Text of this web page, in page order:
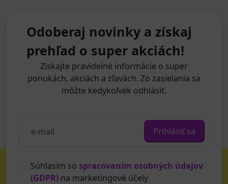
Odoberaj novinky a získaj
prehľad o super akciách!
Získajte pravidelné informácie o super
ponukách, akciách a zľavách. Zo zasielania sa
môžte kedykoľvek odhlásiť.
Prihlásiť sa
Súhlasím so spracovaním osobných údajov
(GDPR) na marketingové účely